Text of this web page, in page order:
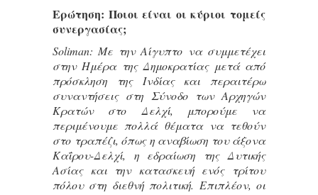
Ερώτηση: Ποιοι είναι οι κύριοι τομείς
συνεργασίας;
Soliman: Με την Αίγυπτο να συμμετέχει
στην Ημέρα της Δημοκρατίας μετά από
πρόσκληση της Ινδίας και περαιτέρω
συναντήσεις στη Σύνοδο των Αρχηγών
Κρατών στο Δελχί, μπορούμε να
περιμένουμε πολλά θέματα να τεθούν
στο τραπέζι, όπως η αναβίωση του άξονα
Καΐρου-Δελχί, η εδραίωση της Δυτικής
Ασίας και την κατασκευή ενός τρίτου
πόλου στη διεθνή πολιτική. Επιπλέον, οι